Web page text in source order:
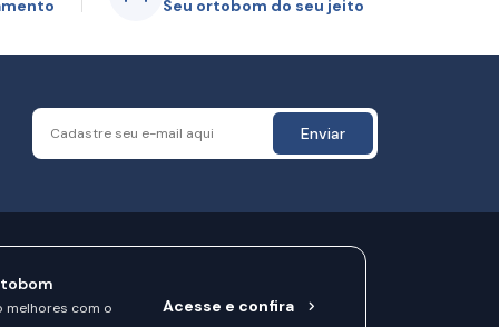
Seu ortobom do seu jeito
Enviar
melhores com o Acesse e confira